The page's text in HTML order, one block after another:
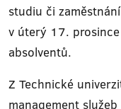
studiu či
v úterý 17.
absolventů.
Z Technické
management